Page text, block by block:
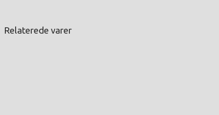
Relaterede varer